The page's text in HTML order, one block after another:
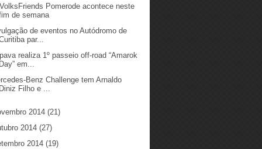
Pomerode acontece neste
de semana
de eventos no Autódromo de
par...
realiza 1º passeio off-road “Amarok
em...
Benz Challenge tem Arnaldo
Filho e ...
2014 (21)
2014 (27)
2014 (19)